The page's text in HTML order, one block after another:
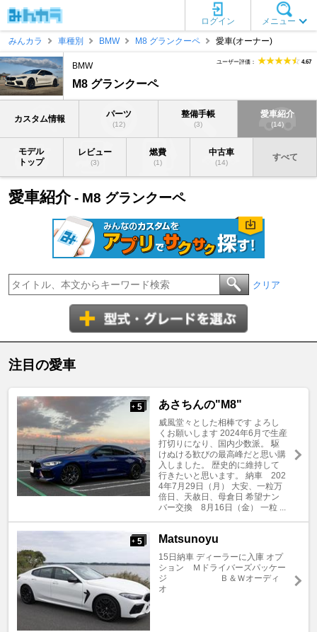
メニュー
ログイン
みんカラ
車種別 BMW M8 グランクーペ 愛車(オーナー)
BMW
M8 グランクーペ
ユーザー評価： 4.67
カスタム情報 パーツ
(12)
整備手帳
(3)
愛車紹介
(14)
モデル
トップ
レビュー
(3)
燃費
(1)
中古車
(14)
すべて
愛車紹介- M8 グランクーペ
クリア
注目の愛車
+ 5 あさちんの"M8"
威風堂々とした相棒です よろし
くお願いします 2024年6月で生産
打切りになり、国内少数派。 駆
けぬける歓びの最高峰だと思い購
入しました。 歴史的に維持して
行きたいと思います。 納車 202
4年7月29日（月） 大安、一粒万
倍日、天赦日、母倉日 希望ナン
バー交換 8月16日（金） 一粒 ...
+ 5 Matsunoyu
15日納車 ディーラーに入庫 オプ
ション Ｍドライバーズパッケー
ジ Ｂ＆Ｗオーディ
オ